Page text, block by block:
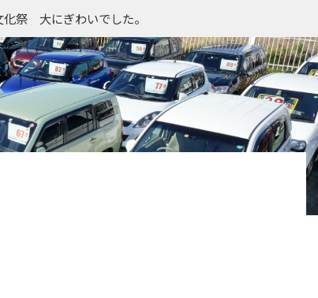
祭 大にぎわいでした。